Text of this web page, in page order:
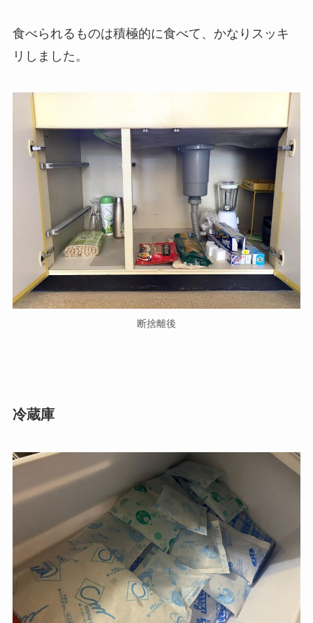
食べられるものは積極的に食べて、かなりスッキ
リしました。
断捨離後
冷蔵庫